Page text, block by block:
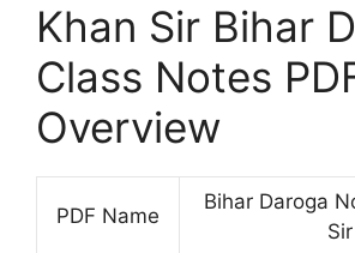
Khan Sir Bihar
Class Notes
Overview
PDF Name
Bihar Daroga
Sir